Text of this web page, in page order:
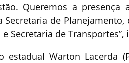
Queremos a presença
Secretaria de
Secretaria de
estadual Warton Lacerda